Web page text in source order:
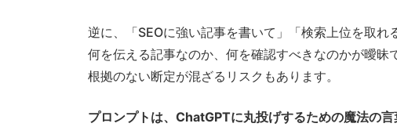
逆に、「SEOに強い記事を書いて」「検索上位を取
何を伝える記事なのか、何を確認すべきなのかが曖昧
根拠のない断定が混ざるリスクもあります。
プロンプトは、ChatGPTに丸投げするための魔法の